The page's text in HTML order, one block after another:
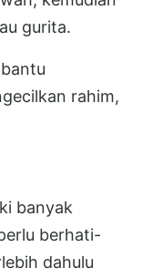
gurita.
rahim,
banyak
berhati-
dahulu